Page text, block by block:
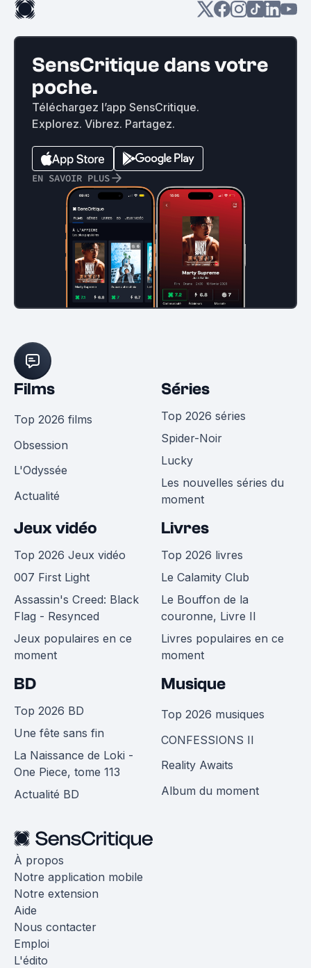
SensCritique dans votre
poche.
Téléchargez l’app SensCritique.
Explorez. Vibrez. Partagez.
EN SAVOIR PLUS
Films
Top 2026 films
Obsession
L'Odyssée
Actualité
Séries
Top 2026 séries
Spider-Noir
Lucky
Les nouvelles séries du
moment
Jeux vidéo
Top 2026 Jeux vidéo
007 First Light
Assassin's Creed: Black
Flag - Resynced
Jeux populaires en ce
moment
Livres
Top 2026 livres
Le Calamity Club
Le Bouffon de la
couronne, Livre II
Livres populaires en ce
moment
BD
Top 2026 BD
Une fête sans fin
La Naissance de Loki -
One Piece, tome 113
Actualité BD
Musique
Top 2026 musiques
CONFESSIONS II
Reality Awaits
Album du moment
À propos
Notre application mobile
Notre extension
Aide
Nous contacter
Emploi
L'édito